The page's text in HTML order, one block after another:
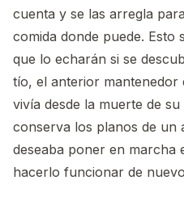
cuenta y se las arregla
comida donde puede. Esto
que lo echarán si se
tío, el anterior mantenedor
vivía desde la muerte de
conserva los planos de un
deseaba poner en marcha
hacerlo funcionar de